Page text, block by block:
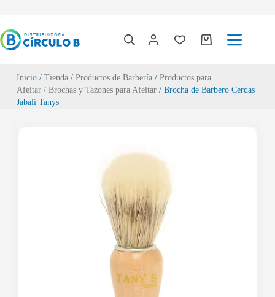
Inicio/ Tienda/ Productos de Barbería/ Productos para
Afeitar/ Brochas y Tazones para Afeitar/ Brocha de Barbero Cerdas
Jabalí Tanys